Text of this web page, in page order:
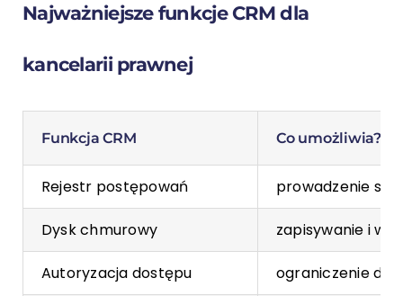
Najważniejsze funkcje CRM dla
kancelarii prawnej
Funkcja CRM Co umożliwia?
Rejestr postępowań prowadzenie
Dysk chmurowy zapisywanie i
Autoryzacja dostępu ograniczenie